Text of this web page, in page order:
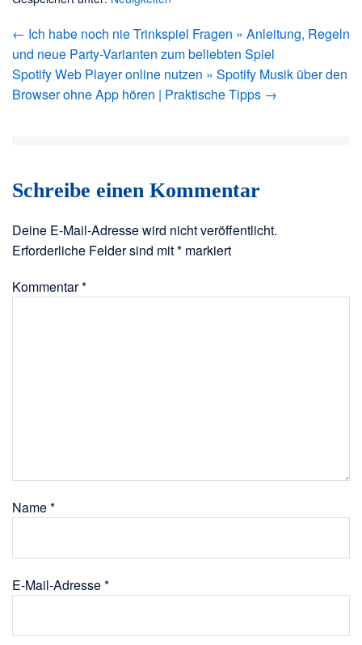
Beitragsnavigation
← Ich habe noch nie Trinkspiel Fragen » Anleitung, Regeln
und neue Party-Varianten zum beliebten Spiel
Spotify Web Player online nutzen » Spotify Musik über den
Browser ohne App hören | Praktische Tipps →
Schreibe einen Kommentar
Deine E-Mail-Adresse wird nicht veröffentlicht.
Erforderliche Felder sind mit* markiert
Kommentar*
Name*
E-Mail-Adresse*